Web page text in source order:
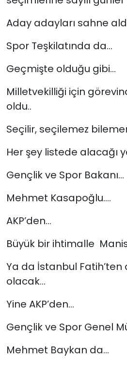
Aday adayları sahne
Spor Teşkilatında da…
Geçmişte olduğu gibi…
Milletvekilliği için
oldu..
Seçilir, seçilemez
Her şey listede alacağı
Gençlik ve Spor Bakanı…
Mehmet Kasapoğlu….
AKP’den…
Büyük bir ihtimalle
Ya da İstanbul Fatih’ten
olacak…
Yine AKP’den…
Gençlik ve Spor Genel
Mehmet Baykan da…